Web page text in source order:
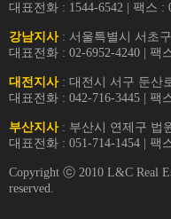
대표전화 : 1544-6542 | 팩스 :
강남지사: 서울특별시 서초
대표전화 : 02-6952-4240 | 팩
대전지사: 대전시 서구 둔산
대표전화 : 042-716-3445 | 팩
부산지사: 부산시 연제구 법
대표전화 : 051-714-1454 | 팩
Copyright ⓒ 2010 L&C Real
reserved.